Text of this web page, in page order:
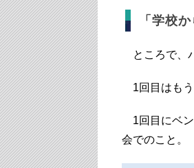
「学校
ところで、
1回目はもう
1回目にベン
会でのこと。